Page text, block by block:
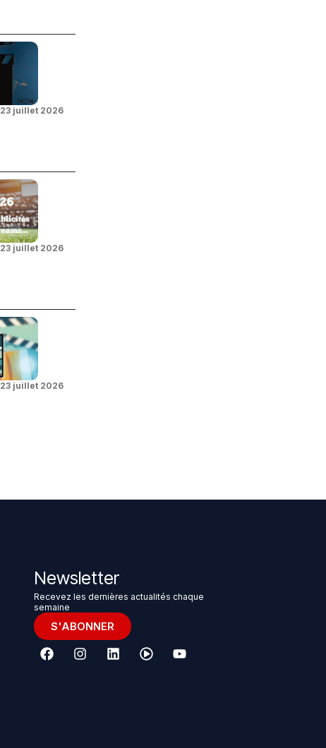
23 juillet 2026
23 juillet 2026
23 juillet 2026
Newsletter
Recevez les dernières actualités chaque
semaine
S'ABONNER